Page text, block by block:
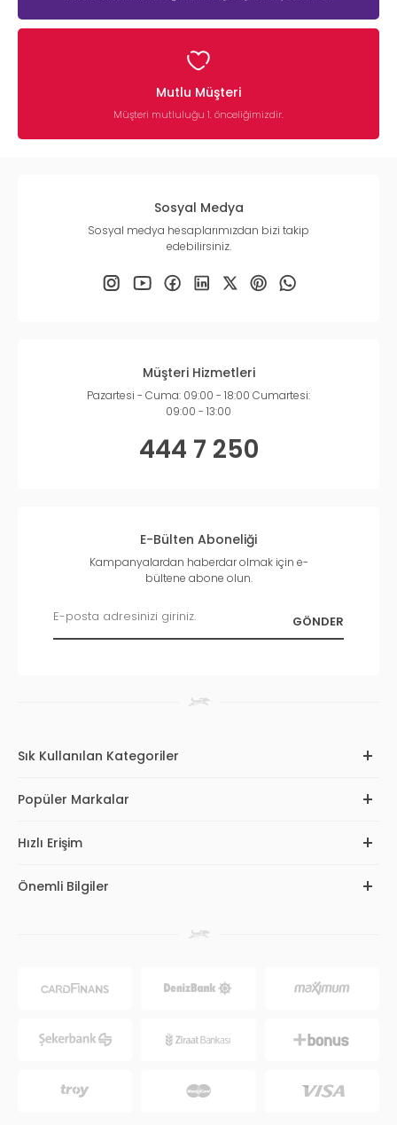
Mutlu Müşteri
Müşteri mutluluğu 1. önceliğimizdir.
Sosyal Medya
Sosyal medya hesaplarımızdan bizi takip
edebilirsiniz.
Müşteri Hizmetleri
Pazartesi - Cuma: 09:00 - 18:00 Cumartesi:
09:00 - 13:00
444 7 250
E-Bülten Aboneliği
Kampanyalardan haberdar olmak için e-
bültene abone olun.
Sık Kullanılan Kategoriler
Popüler Markalar
Hızlı Erişim
Önemli Bilgiler